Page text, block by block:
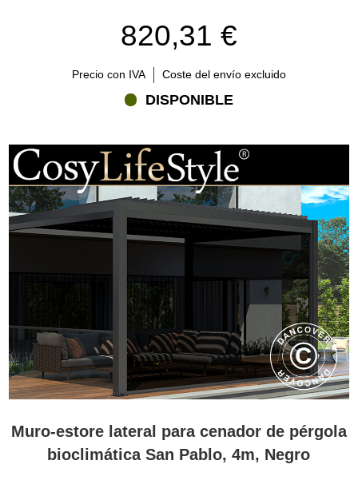
820,31 €
Precio con IVA Coste del envío excluido
DISPONIBLE
Muro-estore lateral para cenador de pérgola
bioclimática San Pablo, 4m, Negro